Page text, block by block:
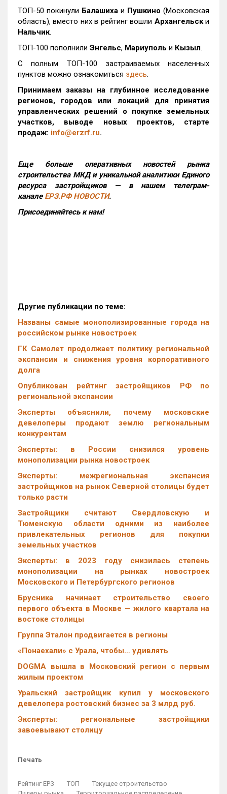
ТОП-50 покинули Балашиха и Пушкино (Московская
область), вместо них в рейтинг вошли Архангельски
Нальчик.
ТОП-100 пополнили Энгельс, Мариуполь и Кызыл.
С полным ТОП-100 застраиваемых населенных
пунктов можно ознакомиться здесь.
Принимаем заказы на глубинное исследование
регионов, городов или локаций для принятия
управленческих решений о покупке земельных
участков, выводе новых проектов, старте
продаж: info@erzrf.ru.
Еще больше оперативных новостей рынка
строительства МКД и уникальной аналитики Единого
ресурса застройщиков — в нашем телеграм-
канале ЕРЗ.РФ НОВОСТИ.
Присоединяйтесь к нам!
Другие публикации по теме:
Названы самые монополизированные города на
российском рынке новостроек
ГК Самолет продолжает политику региональной
экспансии и снижения уровня корпоративного
долга
Опубликован рейтинг застройщиков РФ по
региональной экспансии
Эксперты объяснили, почему московские
девелоперы продают землю региональным
конкурентам
Эксперты: в России снизился уровень
монополизации рынка новостроек
Эксперты: межрегиональная экспансия
застройщиков на рынок Северной столицы будет
только расти
Застройщики считают Свердловскую и
Тюменскую области одними из наиболее
привлекательных регионов для покупки
земельных участков
Эксперты: в 2023 году снизилась степень
монополизации на рынках новостроек
Московского и Петербургского регионов
Брусника начинает строительство своего
первого объекта в Москве — жилого квартала на
востоке столицы
Группа Эталон продвигается в регионы
«Понаехали» с Урала, чтобы… удивлять
DOGMA вышла в Московский регион с первым
жилым проектом
Уральский застройщик купил у московского
девелопера ростовский бизнес за 3 млрд руб.
Эксперты: региональные застройщики
завоевывают столицу
Печать
Рейтинг ЕРЗ ТОП
Текущее строительство